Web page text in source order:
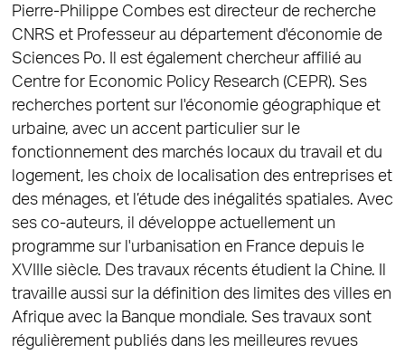
Pierre-Philippe Combes est directeur de recherche
CNRS et Professeur au département d'économie de
Sciences Po. Il est également chercheur affilié au
Centre for Economic Policy Research (CEPR). Ses
recherches portent sur l'économie géographique et
urbaine, avec un accent particulier sur le
fonctionnement des marchés locaux du travail et du
logement, les choix de localisation des entreprises et
des ménages, et l’étude des inégalités spatiales. Avec
ses co-auteurs, il développe actuellement un
programme sur l'urbanisation en France depuis le
XVIIIe siècle. Des travaux récents étudient la Chine. Il
travaille aussi sur la définition des limites des villes en
Afrique avec la Banque mondiale. Ses travaux sont
régulièrement publiés dans les meilleures revues